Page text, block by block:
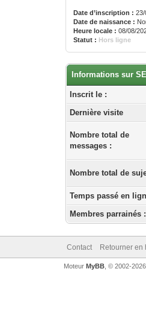
Date d’inscription : 23/
Date de naissance :
Heure locale : 08/08/
Statut : Hors ligne
Informations sur
Inscrit le :
Dernière visite
Nombre total de
messages :
Nombre total de
Temps passé en
Membres parrainés :
Contact Retourner en
Moteur MyBB, © 2002-2026